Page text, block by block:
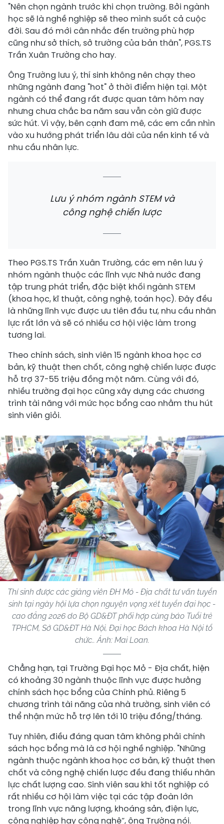
"Nên chọn ngành trước khi chọn trường. Bởi ngành
học sẽ là nghề nghiệp sẽ theo mình suốt cả cuộc
đời. Sau đó mới cân nhắc đến trường phù hợp
cũng như sở thích, sở trường của bản thân", PGS.TS
Trần Xuân Trường cho hay.
Ông Trường lưu ý, thí sinh không nên chạy theo
những ngành đang "hot" ở thời điểm hiện tại. Một
ngành có thể đang rất được quan tâm hôm nay
nhưng chưa chắc ba năm sau vẫn còn giữ được
sức hút. Vì vậy, bên cạnh đam mê, các em cần nhìn
vào xu hướng phát triển lâu dài của nền kinh tế và
nhu cầu nhân lực.
Lưu ý nhóm ngành STEM và
công nghệ chiến lược
Theo PGS.TS Trần Xuân Trường, các em nên lưu ý
nhóm ngành thuộc các lĩnh vực Nhà nước đang
tập trung phát triển, đặc biệt khối ngành STEM
(khoa học, kĩ thuật, công nghệ, toán học). Đây đều
là những lĩnh vực được ưu tiên đầu tư, nhu cầu nhân
lực rất lớn và sẽ có nhiều cơ hội việc làm trong
tương lai.
Theo chính sách, sinh viên 15 ngành khoa học cơ
bản, kỹ thuật then chốt, công nghệ chiến lược được
hỗ trợ 37-55 triệu đồng một năm. Cùng với đó,
nhiều trường đại học cũng xây dựng các chương
trình tài năng với mức học bổng cao nhằm thu hút
sinh viên giỏi.
Thí sinh được các giảng viên ĐH Mỏ - Địa chất tư vấn tuyển
sinh tại ngày hội lựa chọn nguyện vọng xét tuyển đại học -
cao đẳng 2026 do Bộ GD&ĐT phối hợp cùng báo Tuổi trẻ
TPHCM, Sở GD&ĐT Hà Nội, Đại học Bách khoa Hà Nội tổ
chức.. Ảnh: Mai Loan.
Chẳng hạn, tại Trường Đại học Mỏ - Địa chất, hiện
có khoảng 30 ngành thuộc lĩnh vực được hưởng
chính sách học bổng của Chính phủ. Riêng 5
chương trình tài năng của nhà trường, sinh viên có
thể nhận mức hỗ trợ lên tới 10 triệu đồng/tháng.
Tuy nhiên, điều đáng quan tâm không phải chính
sách học bổng mà là cơ hội nghề nghiệp. "Những
ngành thuộc ngành khoa học cơ bản, kỹ thuật then
chốt và công nghệ chiến lược đều đang thiếu nhân
lực chất lượng cao. Sinh viên sau khi tốt nghiệp có
rất nhiều cơ hội làm việc tại các tập đoàn lớn
trong lĩnh vực năng lượng, khoáng sản, điện lực,
công nghiệp hay công nghệ”, ông Trường nói.